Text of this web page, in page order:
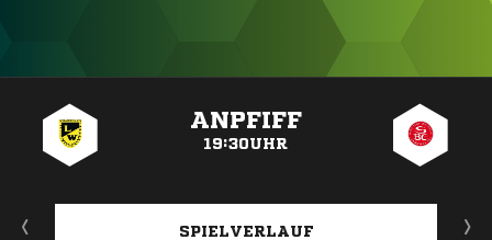
ANPFIFF
19:30UHR
SPIELVERLAUF